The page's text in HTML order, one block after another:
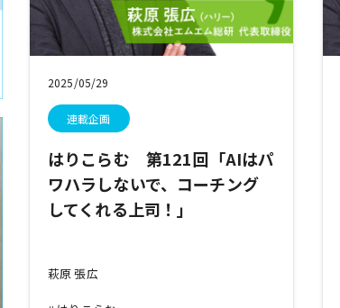
2025/05/29
連載企画
はりこらむ 第121回「AIはパ
ワハラしないで、コーチング
してくれる上司！」
萩原 張広